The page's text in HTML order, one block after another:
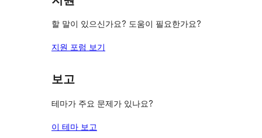
할 말이 있으신가요? 도움이 필요한가요?
지원 포럼 보기
보고
테마가 주요 문제가 있나요?
이 테마 보고